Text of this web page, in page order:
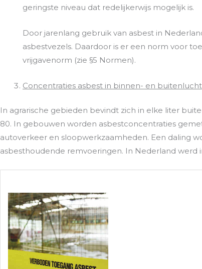
geringste niveau dat redelijkerwijs mogelijk is.
Door jarenlang gebruik van asbest in
asbestvezels. Daardoor is er een norm voor
vrijgavenorm (zie §5 Normen).
Concentraties asbest in binnen- en buitenlucht
In agrarische gebieden bevindt zich in elke liter
80. In gebouwen worden asbestconcentraties
autoverkeer en sloopwerkzaamheden. Een daling
asbesthoudende remvoeringen. In Nederland werd